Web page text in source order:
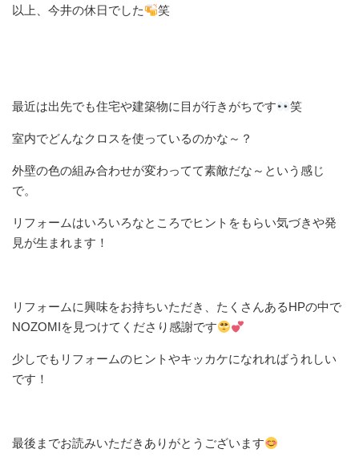
以上、今井の休日でした 笑
最近は出先でも住宅や建築物に目が行きがちです 笑
室内でどんなクロスを使っているのかな～？
外壁の色の組み合わせが変わってて素敵だな～という感じ
で。
リフォームはいろいろなところでヒントをもらい気づきや発
見が生まれます！
リフォームに興味をお持ちいただき、たくさんあるHPの中で
NOZOMIを見つけてくださり感謝です
少しでもリフォームのヒントやキッカケになれればうれしい
です！
最後までお読みいただきありがとうございます